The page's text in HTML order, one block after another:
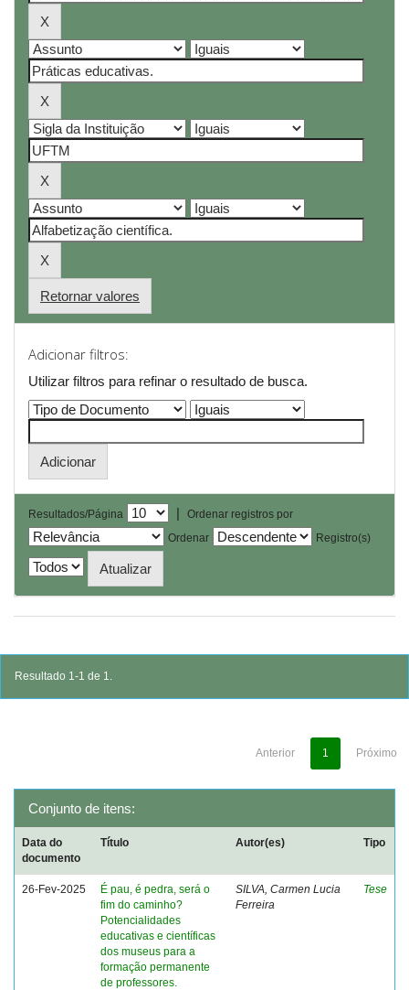
Retornar valores
Adicionar filtros:
Utilizar filtros para refinar o resultado de busca.
Resultados/Página |
Ordenar registros por
Ordenar
Registro(s)
Resultado 1-1 de 1.
Anterior 1 Próximo
Conjunto de itens:
Data do
documento
Título Autor(es) Tipo
26-Fev-2025
É pau, é pedra, será o
fim do caminho?
Potencialidades
educativas e científicas
dos museus para a
formação permanente
de professores.
SILVA, Carmen Lucia
Ferreira
Tese